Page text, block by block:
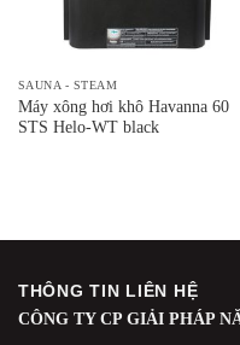
SAUNA - STEAM
Máy xông hơi khô Havanna 60
STS Helo-WT black
THÔNG TIN LIÊN HỆ
CÔNG TY CP GIẢI PHÁP